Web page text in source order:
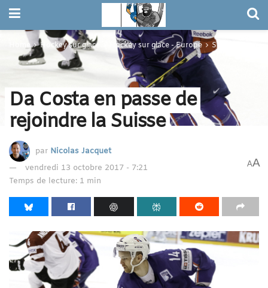
Home Hockey sur glace Hockey sur glace - Europe Suisse
Da Costa en passe de
rejoindre la Suisse
par Nicolas Jacquet
vendredi 13 octobre 2017 - 7:21
Temps de lecture: 1 min
AA